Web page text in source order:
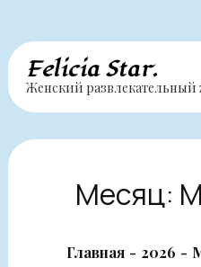
Перейти
содержимому
Felicia Star.
Женский развлекательный
Месяц:
Главная 2026